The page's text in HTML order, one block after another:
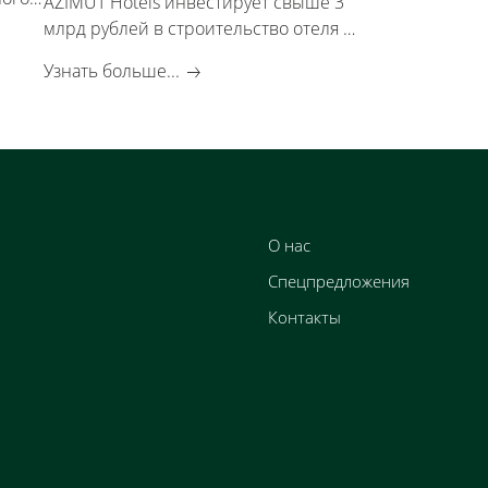
млрд рублей в строительство отеля в
Узнать больше...
О нас
Спецпредложения
Контакты